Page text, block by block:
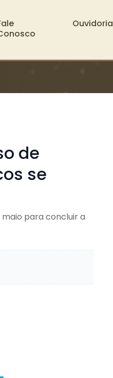
Ouvidoria
de
se
para concluir a